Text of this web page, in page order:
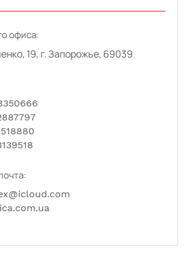
офиса:
19, г. Запорожье, 69039